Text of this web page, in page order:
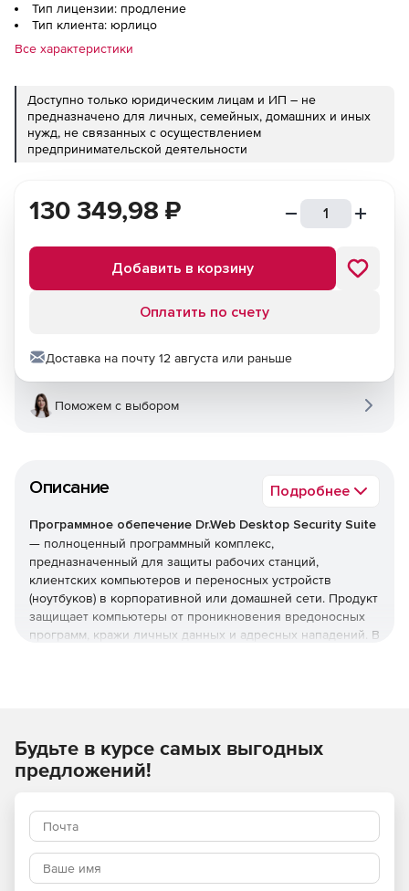
Тип лицензии: продление
Тип клиента: юрлицо
Все характеристики
Доступно только юридическим лицам и ИП – не
предназначено для личных, семейных, домашних и иных
нужд, не связанных с осуществлением
предпринимательской деятельности
Описание Подробнее
Программное обепечение Dr.Web Desktop Security Suite
— полноценный программный комплекс,
предназначенный для защиты рабочих станций,
клиентских компьютеров и переносных устройств
(ноутбуков) в корпоративной или домашней сети. Продукт
защищает компьютеры от проникновения вредоносных
программ, кражи личных данных и адресных нападений. В
Преимущества Dr.Web Desktop
Наличие сертификатов
Dr.Web Desktop Security Suite имеет сертификаты
соответствия ФСТЭК России и ФСБ. Это означает, что
130 349,98 ₽
Добавить в корзину
Оплатить по счету
Доставка на почту 12 августа или раньше
Поможем с выбором
Будьте в курсе самых выгодных
предложений!